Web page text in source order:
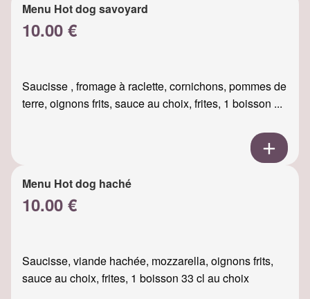
Menu Hot dog savoyard
10.00 €
Saucisse , fromage à raclette, cornichons, pommes de
terre, oignons frits, sauce au choix, frites, 1 boisson ...
Menu Hot dog haché
10.00 €
Saucisse, viande hachée, mozzarella, oignons frits,
sauce au choix, frites, 1 boisson 33 cl au choix